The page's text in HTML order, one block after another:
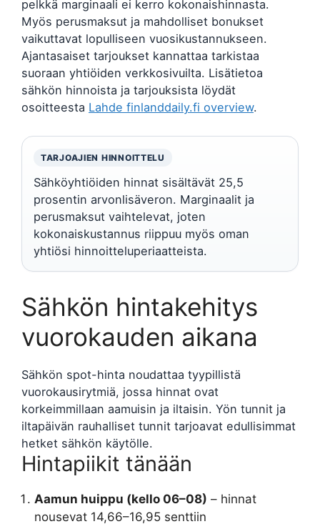
pelkkä marginaali ei kerro kokonaishinnasta.
Myös perusmaksut ja mahdolliset bonukset
vaikuttavat lopulliseen vuosikustannukseen.
Ajantasaiset tarjoukset kannattaa tarkistaa
suoraan yhtiöiden verkkosivuilta. Lisätietoa
sähkön hinnoista ja tarjouksista löydät
osoitteesta Lahde finlanddaily.fi overview.
TARJOAJIEN HINNOITTELU
Sähköyhtiöiden hinnat sisältävät 25,5
prosentin arvonlisäveron. Marginaalit ja
perusmaksut vaihtelevat, joten
kokonaiskustannus riippuu myös oman
yhtiösi hinnoitteluperiaatteista.
Sähkön hintakehitys
vuorokauden aikana
Sähkön spot-hinta noudattaa tyypillistä
vuorokausirytmiä, jossa hinnat ovat
korkeimmillaan aamuisin ja iltaisin. Yön tunnit ja
iltapäivän rauhalliset tunnit tarjoavat edullisimmat
hetket sähkön käytölle.
Hintapiikit tänään
Aamun huippu (kello 06–08) – hinnat
nousevat 14,66–16,95 senttiin